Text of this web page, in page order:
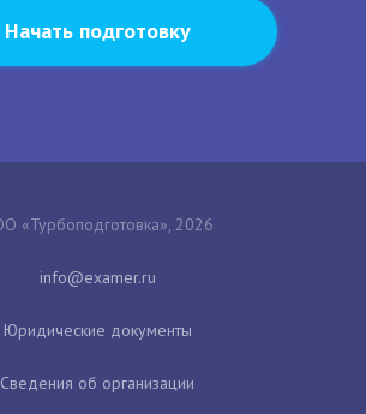
Начать подготовку
«Турбоподготовка», 2026
Юридические документы
Сведения об организации